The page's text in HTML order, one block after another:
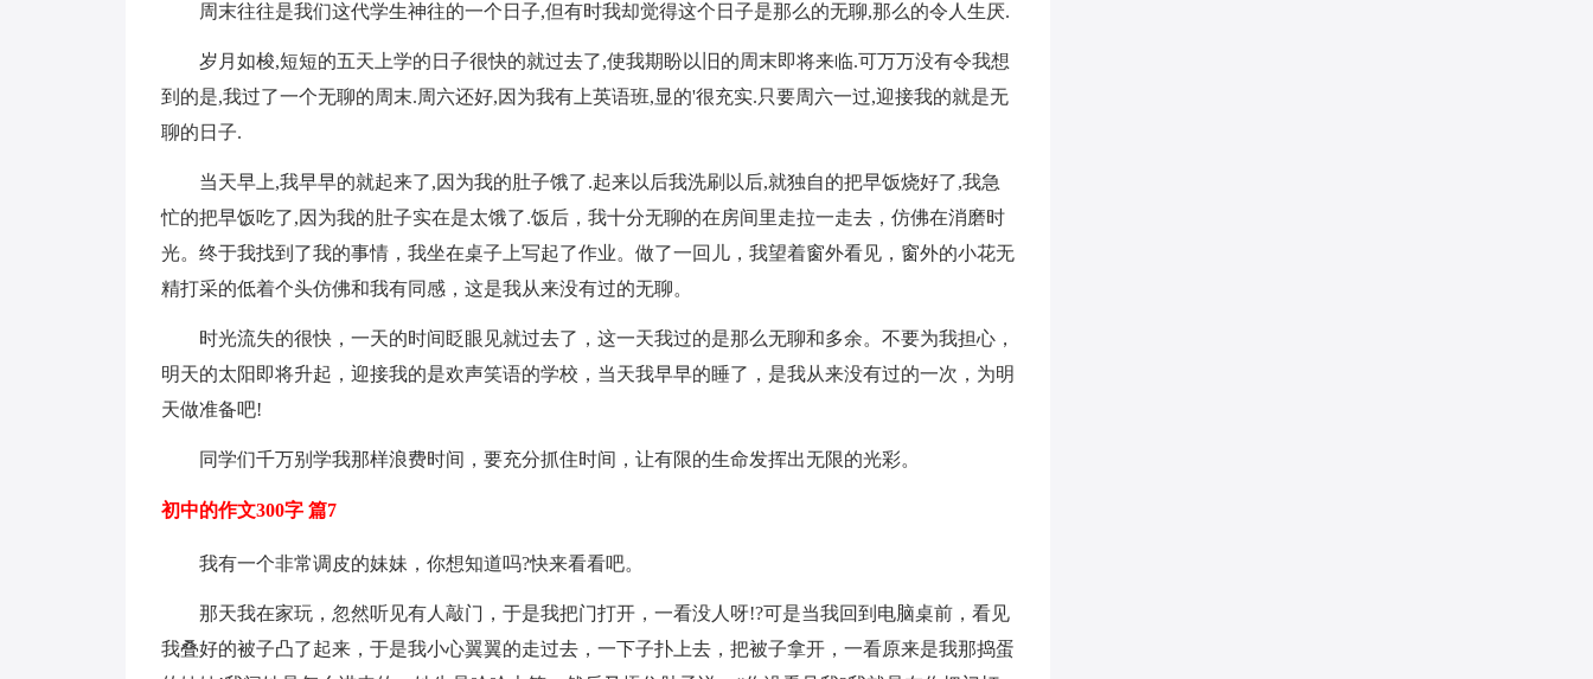
周末往往是我们这代学生神往的一个日子,但有时我却觉得这个日子是那么的无聊,那么的令人生厌.
岁月如梭,短短的五天上学的日子很快的就过去了,使我期盼以旧的周末即将来临.可万万没有令我想
到的是,我过了一个无聊的周末.周六还好,因为我有上英语班,显的'很充实.只要周六一过,迎接我的就是无
聊的日子.
当天早上,我早早的就起来了,因为我的肚子饿了.起来以后我洗刷以后,就独自的把早饭烧好了,我急
忙的把早饭吃了,因为我的肚子实在是太饿了.饭后，我十分无聊的在房间里走拉一走去，仿佛在消磨时
光。终于我找到了我的事情，我坐在桌子上写起了作业。做了一回儿，我望着窗外看见，窗外的小花无
精打采的低着个头仿佛和我有同感，这是我从来没有过的无聊。
时光流失的很快，一天的时间眨眼见就过去了，这一天我过的是那么无聊和多余。不要为我担心，
明天的太阳即将升起，迎接我的是欢声笑语的学校，当天我早早的睡了，是我从来没有过的一次，为明
天做准备吧!
同学们千万别学我那样浪费时间，要充分抓住时间，让有限的生命发挥出无限的光彩。
初中的作文300字 篇7
我有一个非常调皮的妹妹，你想知道吗?快来看看吧。
那天我在家玩，忽然听见有人敲门，于是我把门打开，一看没人呀!?可是当我回到电脑桌前，看见
我叠好的被子凸了起来，于是我小心翼翼的走过去，一下子扑上去，把被子拿开，一看原来是我那捣蛋